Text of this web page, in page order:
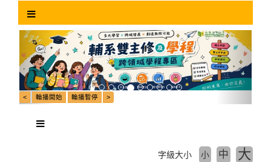
Previous Next
字級大小 小 中 大